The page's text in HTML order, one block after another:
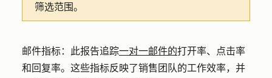
筛选范围。
邮件指标： 此报告追踪一对一邮件的打开率、点击率
和回复率。这些指标反映了销售团队的工作效率，并